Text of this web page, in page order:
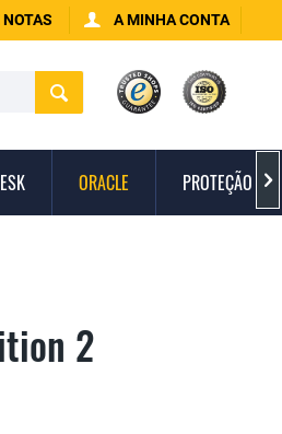
A MINHA CONTA
ORACLE PROTEÇÃO 
2